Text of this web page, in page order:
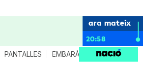
ara mateix
20:58
PANTALLES EMBARÀS CRIANÇA